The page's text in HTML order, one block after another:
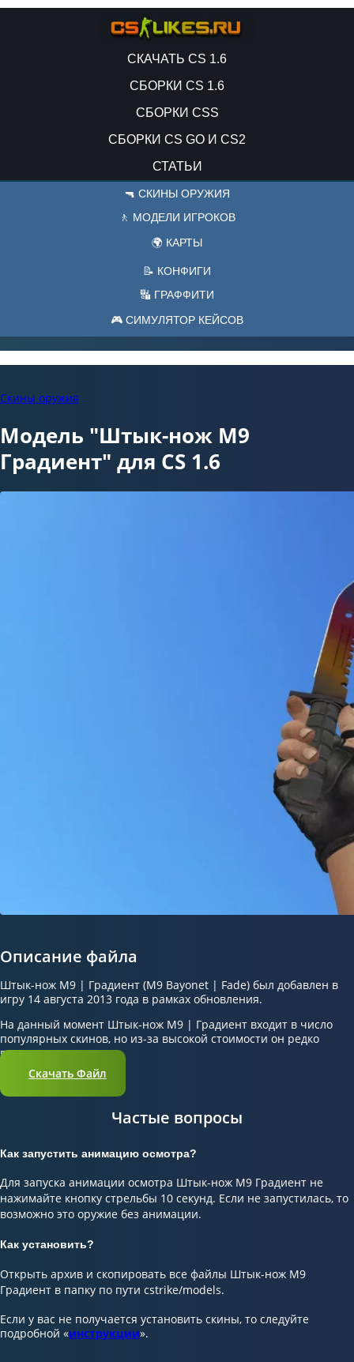
СКАЧАТЬ CS 1.6
СБОРКИ CS 1.6
СБОРКИ CSS
СБОРКИ CS GO И CS2
СТАТЬИ
🔫 СКИНЫ ОРУЖИЯ
🚶 МОДЕЛИ ИГРОКОВ
🌍 КАРТЫ
📝 КОНФИГИ
🔣 ГРАФФИТИ
🎮 СИМУЛЯТОР КЕЙСОВ
Скины оружия
Модель "Штык-нож М9
Градиент" для CS 1.6
Описание файла
Штык-нож М9 | Градиент (M9 Bayonet | Fade) был добавлен в
игру 14 августа 2013 года в рамках обновления.
На данный момент Штык-нож M9 | Градиент входит в число
популярных скинов, но из-за высокой стоимости он редко
встречается в игре.
Скачать Файл
Частые вопросы
Как запустить анимацию осмотра?
Для запуска анимации осмотра Штык-нож М9 Градиент не
нажимайте кнопку стрельбы 10 секунд. Если не запустилась, то
возможно это оружие без анимации.
Как установить?
Открыть архив и скопировать все файлы Штык-нож М9
Градиент в папку по пути cstrike/models.
Если у вас не получается установить скины, то следуйте
подробной «инструкции».